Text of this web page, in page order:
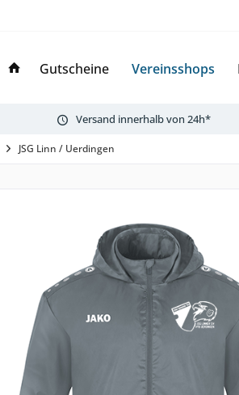
Gutscheine Vereinsshops
Versand innerhalb von 24h*
JSG Linn / Uerdingen